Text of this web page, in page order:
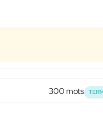
300 mots